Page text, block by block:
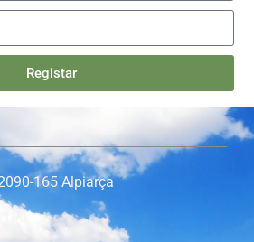
Registar
165 Alpiarça
100